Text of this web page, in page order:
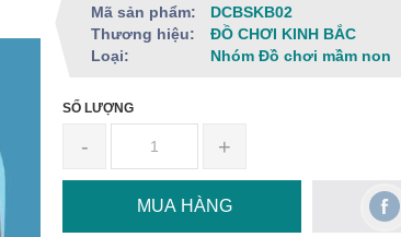
Mã sản phẩm:
DCBSKB02
Thương hiệu:
ĐỒ CHƠI KINH BẮC
Loại:
Nhóm Đồ chơi mầm non
SỐ LƯỢNG
- +
MUA HÀNG